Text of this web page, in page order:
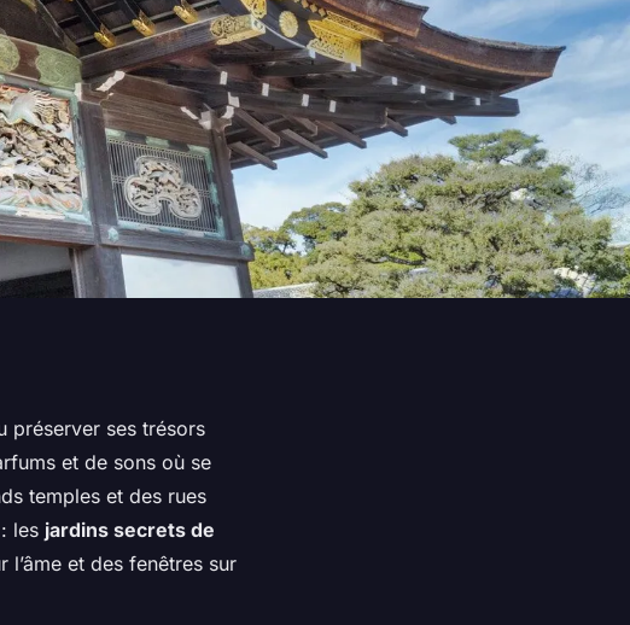
préserver ses trésors
et de sons où se
temples et des rues
les jardins secrets de
et des fenêtres sur